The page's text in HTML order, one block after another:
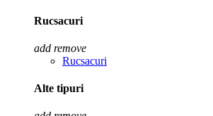
Rucsacuri
add remove
Rucsacuri
Alte tipuri